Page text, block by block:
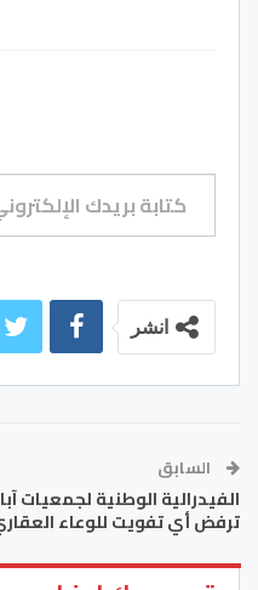
كتابة بريدك الإلكتروني...
انشر
السابق
الفيدرالية الوطنية لجمعيات
ترفض أي تفويت للوعاء